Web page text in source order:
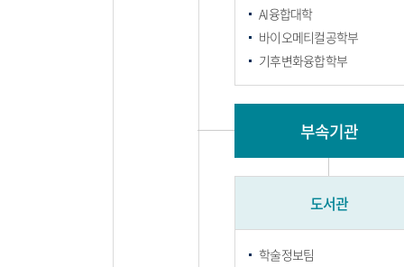
AI융합대학
바이오메티컬공학부
기후변화융합학부
부속기관
도서관
학술정보팀